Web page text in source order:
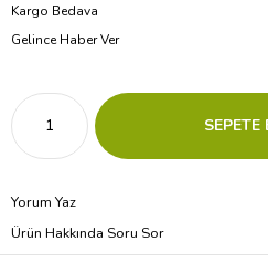
Kargo Bedava
Gelince Haber Ver
Yorum Yaz
Ürün Hakkında Soru Sor